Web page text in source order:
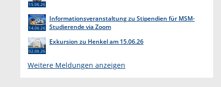
15.06.26
Informationsveranstaltung zu Stipendien für MSM-
Studierende via Zoom
14.06.26
Exkursion zu Henkel am 15.06.26
02.06.26
Weitere Meldungen anzeigen